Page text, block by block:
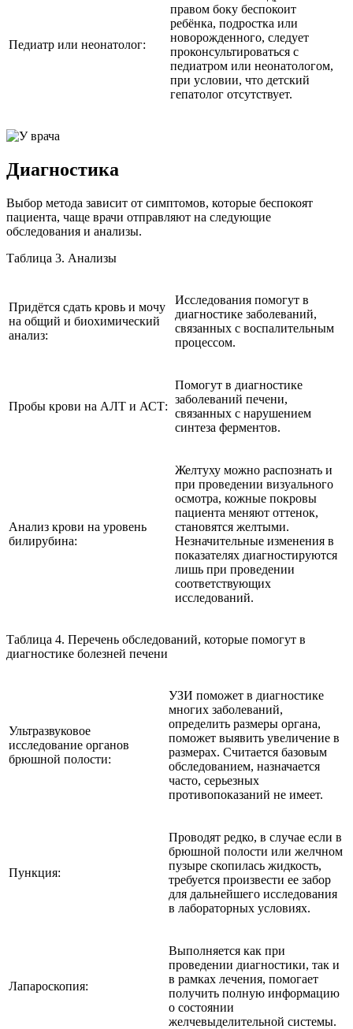
Педиатр или неонатолог:
правом боку беспокоит
ребёнка, подростка или
новорожденного, следует
проконсультироваться с
педиатром или неонатологом,
при условии, что детский
гепатолог отсутствует.
Диагностика
Выбор метода зависит от симптомов, которые беспокоят
пациента, чаще врачи отправляют на следующие
обследования и анализы.
Таблица 3. Анализы
Придётся сдать кровь и мочу
на общий и биохимический
анализ:
Исследования помогут в
диагностике заболеваний,
связанных с воспалительным
процессом.
Пробы крови на АЛТ и АСТ:
Помогут в диагностике
заболеваний печени,
связанных с нарушением
синтеза ферментов.
Анализ крови на уровень
билирубина:
Желтуху можно распознать и
при проведении визуального
осмотра, кожные покровы
пациента меняют оттенок,
становятся желтыми.
Незначительные изменения в
показателях диагностируются
лишь при проведении
соответствующих
исследований.
Таблица 4. Перечень обследований, которые помогут в
диагностике болезней печени
Ультразвуковое
исследование органов
брюшной полости:
УЗИ поможет в диагностике
многих заболеваний,
определить размеры органа,
поможет выявить увеличение в
размерах. Считается базовым
обследованием, назначается
часто, серьезных
противопоказаний не имеет.
Пункция:
Проводят редко, в случае если в
брюшной полости или желчном
пузыре скопилась жидкость,
требуется произвести ее забор
для дальнейшего исследования
в лабораторных условиях.
Лапароскопия:
Выполняется как при
проведении диагностики, так и
в рамках лечения, помогает
получить полную информацию
о состоянии
желчевыделительной системы.